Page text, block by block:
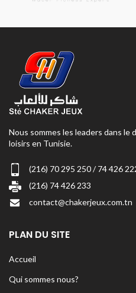
Nous sommes les leaders dans le
loisirs en Tunisie.
(216) 70 295 250 / 74 426
(216) 74 426 233
contact@chakerjeux.com.tn
PLAN DU SITE
Accueil
Qui sommes nous?